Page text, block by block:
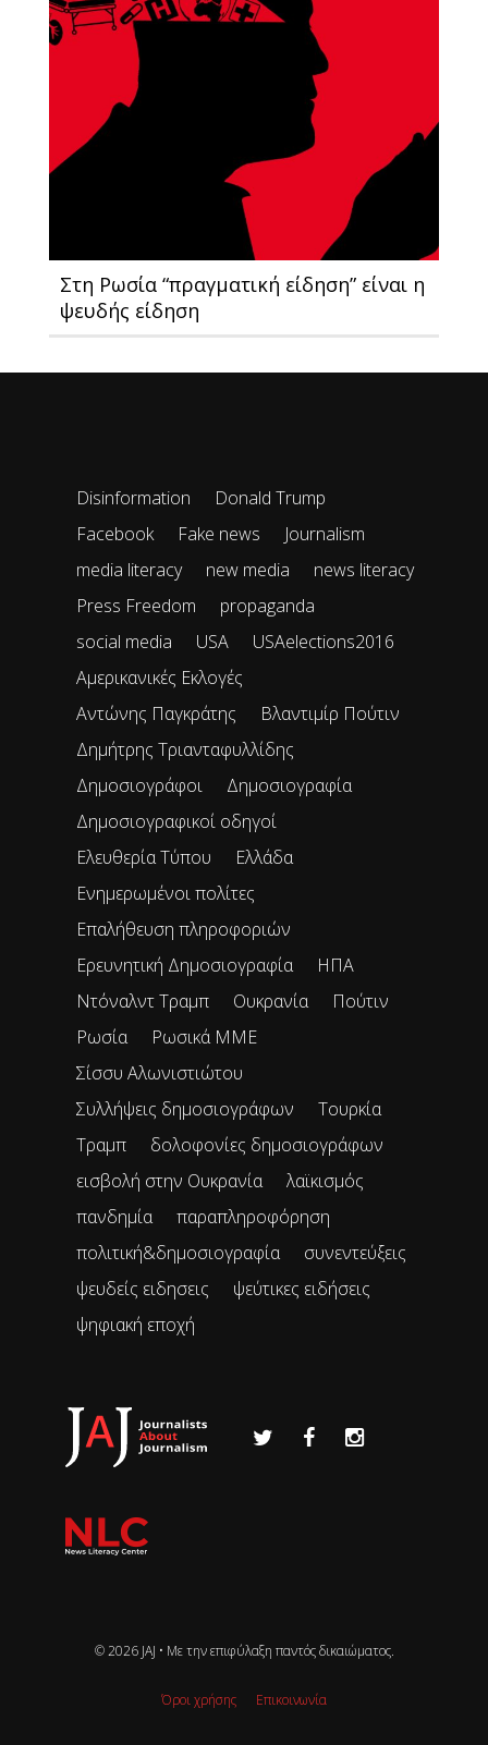
Στη Ρωσία “πραγματική είδηση” είναι η
ψευδής είδηση
Disinformation
Donald Trump
Facebook
Fake news
Journalism
media literacy
new media
news literacy
Press Freedom
propaganda
social media
USA
USAelections2016
Αμερικανικές Εκλογές
Αντώνης Παγκράτης
Βλαντιμίρ Πούτιν
Δημήτρης Τριανταφυλλίδης
Δημοσιογράφοι
Δημοσιογραφία
Δημοσιογραφικοί οδηγοί
Ελευθερία Τύπου
Ελλάδα
Ενημερωμένοι πολίτες
Επαλήθευση πληροφοριών
Ερευνητική Δημοσιογραφία
ΗΠΑ
Ντόναλντ Τραμπ
Ουκρανία
Πούτιν
Ρωσία
Ρωσικά ΜΜΕ
Σίσσυ Αλωνιστιώτου
Συλλήψεις δημοσιογράφων
Τουρκία
Τραμπ
δολοφονίες δημοσιογράφων
εισβολή στην Ουκρανία
λαϊκισμός
πανδημία
παραπληροφόρηση
πολιτική&δημοσιογραφία
συνεντεύξεις
ψευδείς ειδησεις
ψεύτικες ειδήσεις
ψηφιακή εποχή
© 2026 JAJ • Mε την επιφύλαξη παντός δικαιώματος.
Όροι χρήσης Επικοινωνία